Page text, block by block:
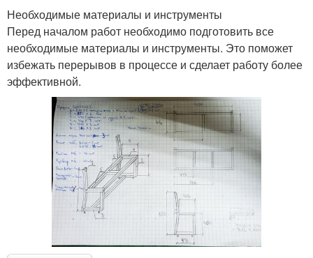
Необходимые материалы и инструменты
Перед началом работ необходимо подготовить все
необходимые материалы и инструменты. Это поможет
избежать перерывов в процессе и сделает работу более
эффективной.